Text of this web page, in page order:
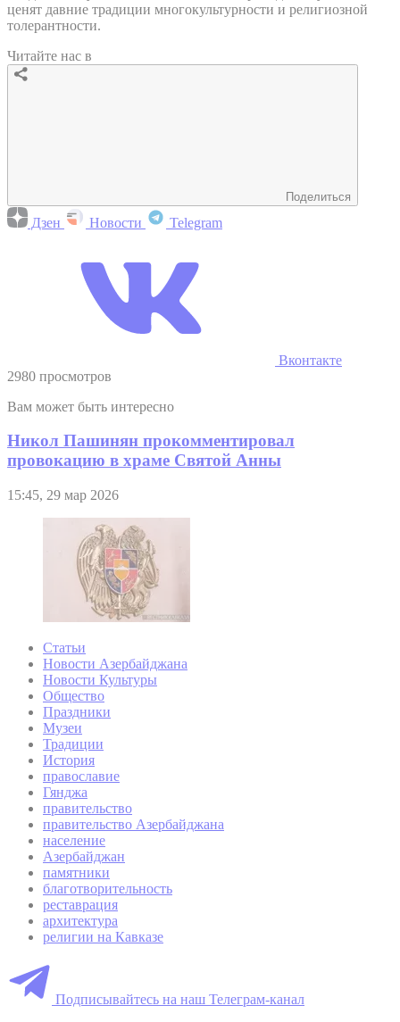
ценят давние традиции многокультурности и религиозной
толерантности.
Читайте нас в
Поделиться
Дзен Новости Telegram
Вконтакте
2980 просмотров
Вам может быть интересно
Никол Пашинян прокомментировал
провокацию в храме Святой Анны
15:45, 29 мар 2026
Статьи
Новости Азербайджана
Новости Культуры
Общество
Праздники
Музеи
Традиции
История
православие
Гянджа
правительство
правительство Азербайджана
население
Азербайджан
памятники
благотворительность
реставрация
архитектура
религии на Кавказе
Подписывайтесь на наш Телеграм-канал